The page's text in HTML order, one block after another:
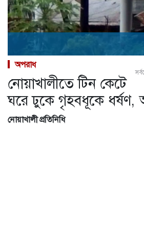
অপরাধ
নোয়াখালীতে টিন কেটে
ঘরে ঢুকে গৃহবধূকে
নোয়াখালী প্রতিনিধি